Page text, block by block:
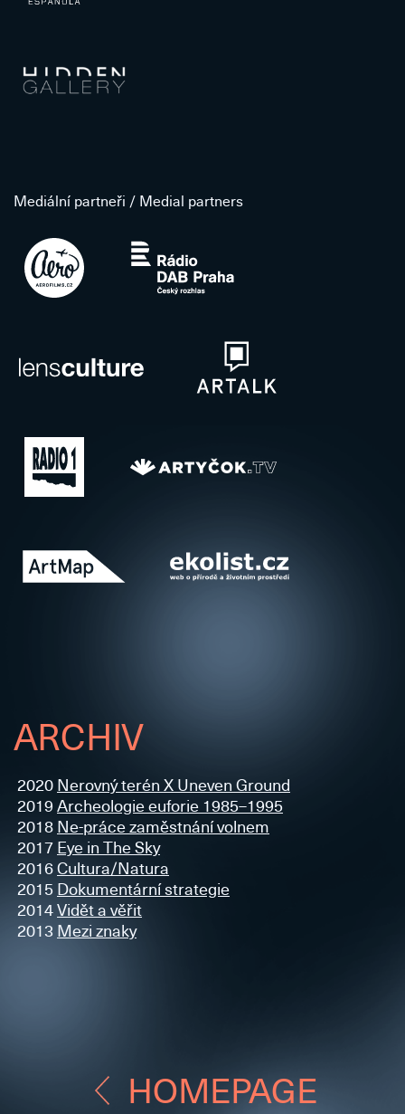
Mediální partneři / Medial partners
ARCHIV
2020 Nerovný terén X Uneven Ground
2019 Archeologie euforie 1985–1995
2018 Ne-práce zaměstnání volnem
2017 Eye in The Sky
2016Cultura/Natura
2015 Dokumentární strategie
2014Vidět a věřit
2013 Mezi znaky
HOMEPAGE